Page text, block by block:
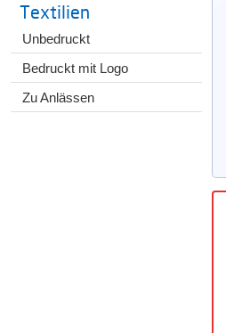
Textilien
Unbedruckt
Bedruckt mit Logo
Zu Anlässen